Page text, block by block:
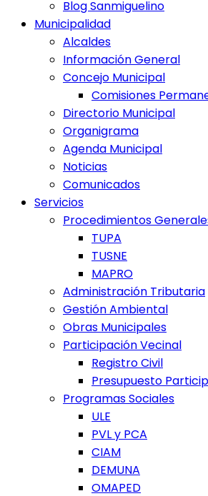
Blog Sanmiguelino
Municipalidad
Alcaldes
Información General
Concejo Municipal
Comisiones
Directorio Municipal
Organigrama
Agenda Municipal
Noticias
Comunicados
Servicios
Procedimientos
TUPA
TUSNE
MAPRO
Administración Tributaria
Gestión Ambiental
Obras Municipales
Participación Vecinal
Registro Civil
Presupuesto
Programas Sociales
ULE
PVL y PCA
CIAM
DEMUNA
OMAPED